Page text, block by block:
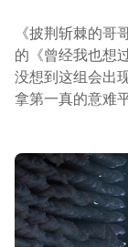
《披荆斩棘的
的《曾经我也想
没想到这组会出
拿第一真的意难